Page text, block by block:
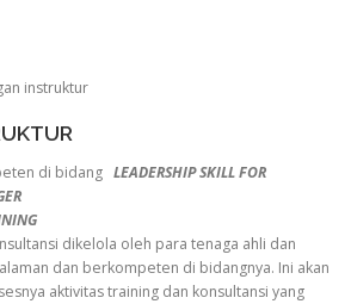
instruktur
di bidang LEADERSHIP SKILL FOR
dikelola oleh para tenaga ahli dan
dan berkompeten di bidangnya. Ini akan
aktivitas training dan konsultansi yang